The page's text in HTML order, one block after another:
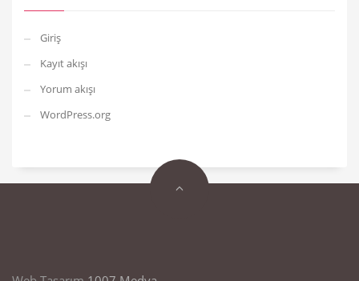
Giriş
Kayıt akışı
Yorum akışı
WordPress.org